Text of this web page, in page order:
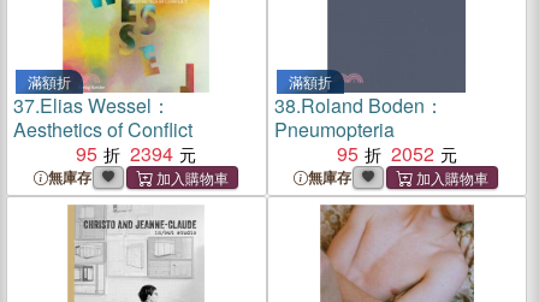
滿額折
37.Elias Wessel：
Aesthetics of Conflict
95
2394
無庫存
滿額折
38.Roland Boden：
Pneumopteria
95
2052
無庫存